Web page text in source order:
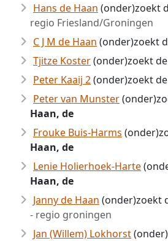
Hans de Haan (onder)zoekt
regio Friesland/Groningen
C J M de Haan (onder)zoekt
Tjitze Koster(onder)zoekt
Peter Kaaij 2(onder)zoekt
Peter van Munster
Haan, de
Frouke Buis-Harms
Haan, de
Lenie Holierhoek-Harte
Haan, de
Janny de Haan (onder)zoekt
- regio groningen
Jan (Willem) Lokhorst